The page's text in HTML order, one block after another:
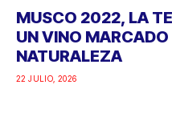
MUSCO 2022, LA
UN VINO
NATURALEZA
22 JULIO, 2026